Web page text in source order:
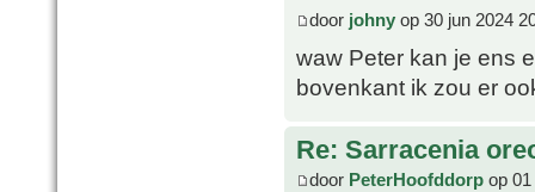
door johny op 30 jun 2024
waw Peter kan je ens
bovenkant ik zou er
Re: Sarracenia
door PeterHoofddorp op